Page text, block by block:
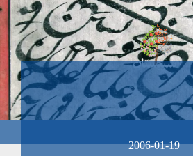
2006-01-19